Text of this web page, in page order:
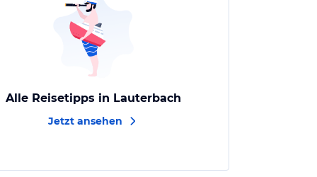
Alle Reisetipps in Lauterbach
Jetzt ansehen